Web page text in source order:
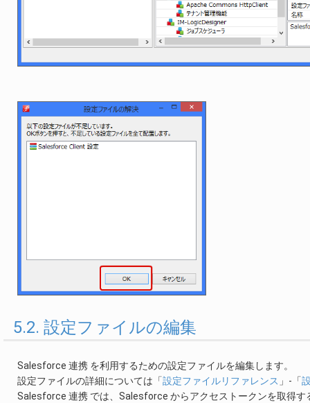
5.2. 設定ファイルの編集
Salesforce 連携 を利用するための設定ファイルを編集します。
設定ファイルの詳細については「設定ファイルリファレンス 」-「
Salesforce 連携 では、Salesforce からアクセストークンを取得